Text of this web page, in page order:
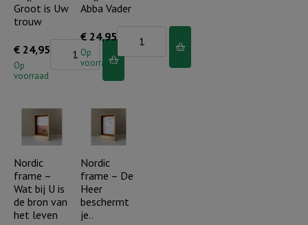
Groot is Uw
trouw
€ 24,95
Op
voorraad
Veluwse
Snijplank
Uw
aantal
Abba Vader
€ 24,95
Op
voorraad
Veluwse
Snijplank
Vader
Nordic
frame –
Wat bij U is
de bron van
het leven
Nordic
frame – De
Heer
beschermt
je..